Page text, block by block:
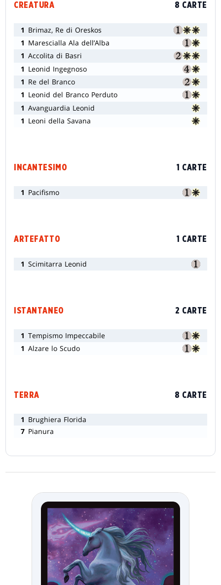
CREATURA 8 CARTE
1 Brimaz, Re di Oreskos
1 Marescialla Ala dell’Alba
1 Accolita di Basri
1 Leonid Ingegnoso
1 Re del Branco
1 Leonid del Branco Perduto
1 Avanguardia Leonid
1 Leoni della Savana
INCANTESIMO 1 CARTE
1 Pacifismo
ARTEFATTO 1 CARTE
1 Scimitarra Leonid
ISTANTANEO 2 CARTE
1 Tempismo Impeccabile
1 Alzare lo Scudo
TERRA 8 CARTE
1 Brughiera Florida
7 Pianura